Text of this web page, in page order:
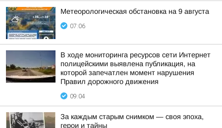
Метеорологическая обстановка на 9 августа
07:06
В ходе мониторинга ресурсов сети Интернет
полицейскими выявлена публикация, на
которой запечатлен момент нарушения
Правил дорожного движения
09:04
За каждым старым снимком — своя эпоха,
герои и тайны